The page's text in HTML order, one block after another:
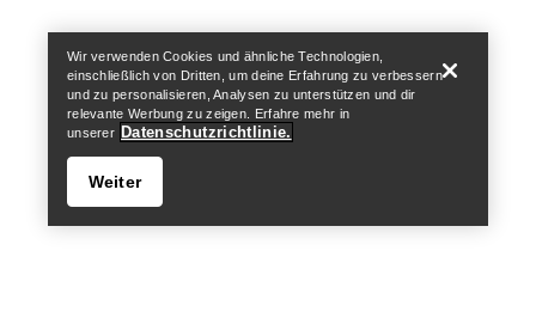
Wir verwenden Cookies und ähnliche Technologien,
einschließlich von Dritten, um deine Erfahrung zu verbessern
und zu personalisieren, Analysen zu unterstützen und dir
relevante Werbung zu zeigen. Erfahre mehr in
unserer Datenschutzrichtlinie.
Weiter